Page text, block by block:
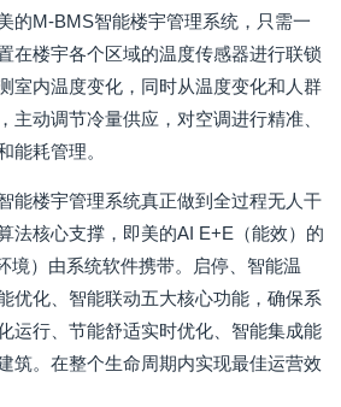
的M-BMS智能楼宇管理系统，只需一
在楼宇各个区域的温度传感器进行联锁
室内温度变化，同时从温度变化和人群
主动调节冷量供应，对空调进行精准、
能耗管理。
能楼宇管理系统真正做到全过程无人干
法核心支撑，即美的AI E+E（能效）的
境）由系统软件携带。启停、智能温
优化、智能联动五大核心功能，确保系
运行、节能舒适实时优化、智能集成能
筑。在整个生命周期内实现最佳运营效